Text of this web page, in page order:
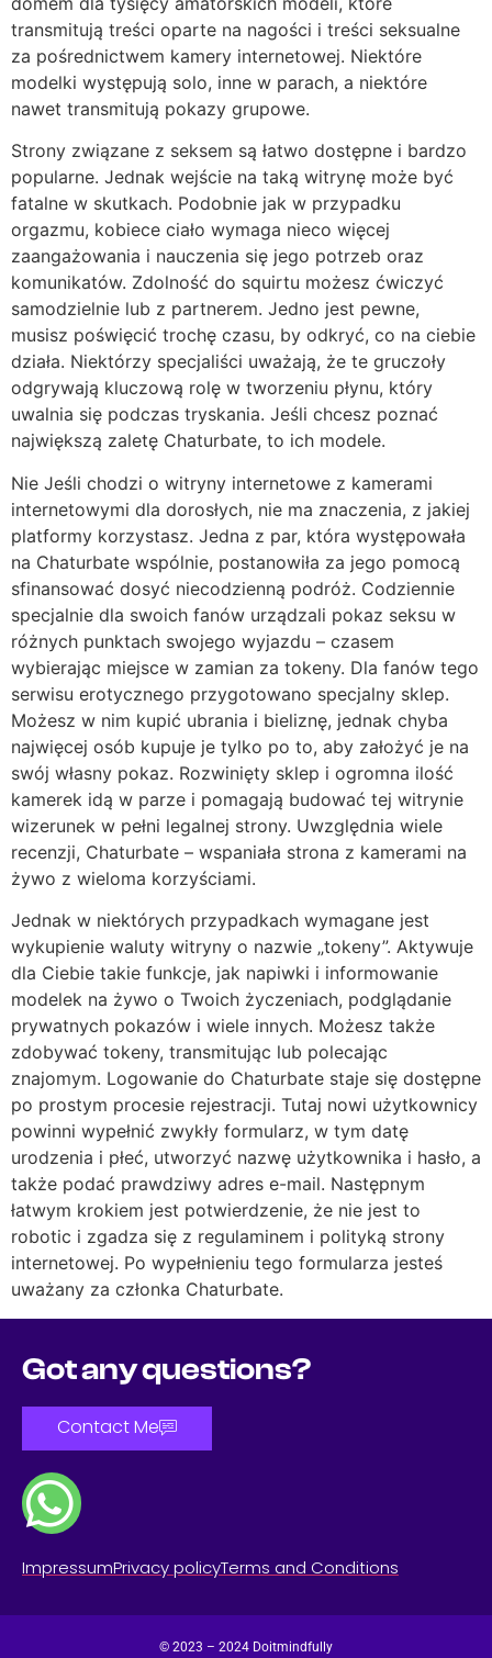
transmitują treści oparte na nagości i treści seksualne
za pośrednictwem kamery internetowej. Niektóre
modelki występują solo, inne w parach, a niektóre
nawet transmitują pokazy grupowe.
Strony związane z seksem są łatwo dostępne i bardzo
popularne. Jednak wejście na taką witrynę może być
fatalne w skutkach. Podobnie jak w przypadku
orgazmu, kobiece ciało wymaga nieco więcej
zaangażowania i nauczenia się jego potrzeb oraz
komunikatów. Zdolność do squirtu możesz ćwiczyć
samodzielnie lub z partnerem. Jedno jest pewne,
musisz poświęcić trochę czasu, by odkryć, co na ciebie
działa. Niektórzy specjaliści uważają, że te gruczoły
odgrywają kluczową rolę w tworzeniu płynu, który
uwalnia się podczas tryskania. Jeśli chcesz poznać
największą zaletę Chaturbate, to ich modele.
Nie Jeśli chodzi o witryny internetowe z kamerami
internetowymi dla dorosłych, nie ma znaczenia, z jakiej
platformy korzystasz. Jedna z par, która występowała
na Chaturbate wspólnie, postanowiła za jego pomocą
sfinansować dosyć niecodzienną podróż. Codziennie
specjalnie dla swoich fanów urządzali pokaz seksu w
różnych punktach swojego wyjazdu – czasem
wybierając miejsce w zamian za tokeny. Dla fanów tego
serwisu erotycznego przygotowano specjalny sklep.
Możesz w nim kupić ubrania i bieliznę, jednak chyba
najwięcej osób kupuje je tylko po to, aby założyć je na
swój własny pokaz. Rozwinięty sklep i ogromna ilość
kamerek idą w parze i pomagają budować tej witrynie
wizerunek w pełni legalnej strony. Uwzględnia wiele
recenzji, Chaturbate – wspaniała strona z kamerami na
żywo z wieloma korzyściami.
Jednak w niektórych przypadkach wymagane jest
wykupienie waluty witryny o nazwie „tokeny”. Aktywuje
dla Ciebie takie funkcje, jak napiwki i informowanie
modelek na żywo o Twoich życzeniach, podglądanie
prywatnych pokazów i wiele innych. Możesz także
zdobywać tokeny, transmitując lub polecając
znajomym. Logowanie do Chaturbate staje się dostępne
po prostym procesie rejestracji. Tutaj nowi użytkownicy
powinni wypełnić zwykły formularz, w tym datę
urodzenia i płeć, utworzyć nazwę użytkownika i hasło, a
także podać prawdziwy adres e-mail. Następnym
łatwym krokiem jest potwierdzenie, że nie jest to
robotic i zgadza się z regulaminem i polityką strony
internetowej. Po wypełnieniu tego formularza jesteś
uważany za członka Chaturbate.
Got any questions?
Contact Me
ImpressumPrivacy policyTerms and Conditions
© 2023 – 2024 Doitmindfully